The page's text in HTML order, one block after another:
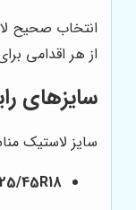
انتخاب صحیح
از هر اقدامی
سایزهای
سایز لاستیک
45R18: